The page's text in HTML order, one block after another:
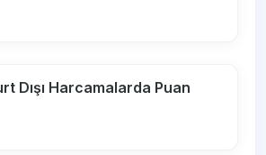
Dışı Harcamalarda Puan